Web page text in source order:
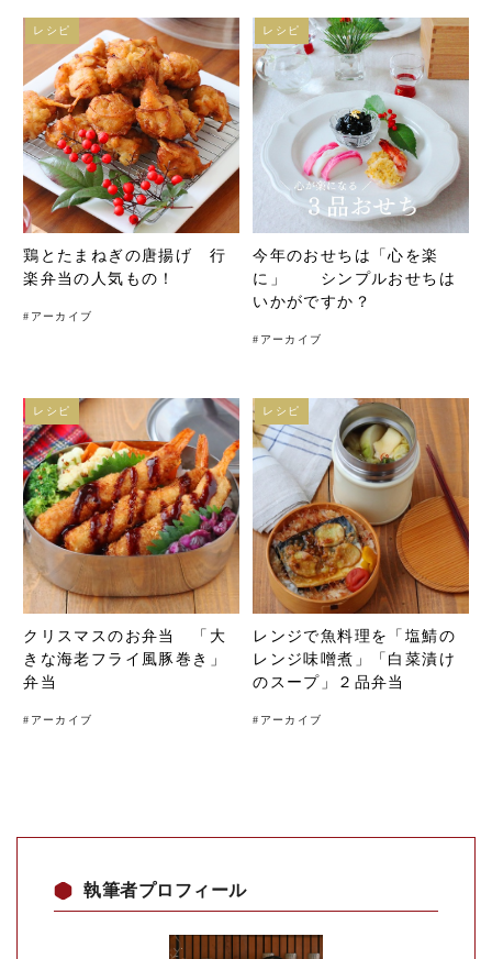
鶏とたまねぎの唐揚げ 行
楽弁当の人気もの！
# アーカイブ
レシピ
今年のおせちは「心を楽
に」 シンプルおせちは
いかがですか？
# アーカイブ
レシピ
クリスマスのお弁当 「大
きな海老フライ風豚巻き」
弁当
# アーカイブ
レシピ
レンジで魚料理を「塩鯖の
レンジ味噌煮」「白菜漬け
のスープ」２品弁当
# アーカイブ
レシピ
執筆者プロフィール